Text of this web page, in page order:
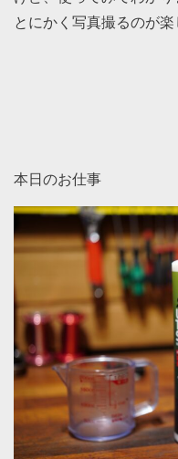
とにかく写真撮るのが
本日のお仕事